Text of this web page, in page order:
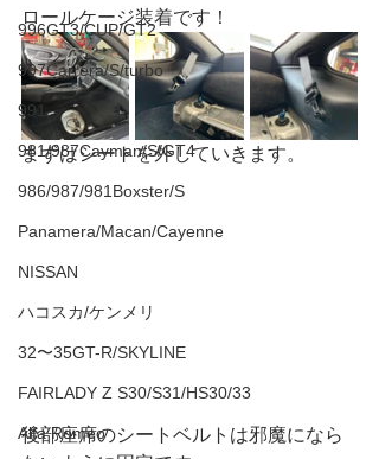
996GT3/CUP/GT2
997Carrera/S/turbo
991
981/987Cayman/S/GT4
986/987/981Boxster/S
Panamera/Macan/Cayenne
NISSAN
ハコスカ/ケンメリ
32〜35GT-R/SKYLINE
FAIRLADY Z S30/S31/HS30/33
Alfa Romeo
ロールケージ装着です！
まずはシートを外していきます。
後部座席のシートベルトは邪魔になら